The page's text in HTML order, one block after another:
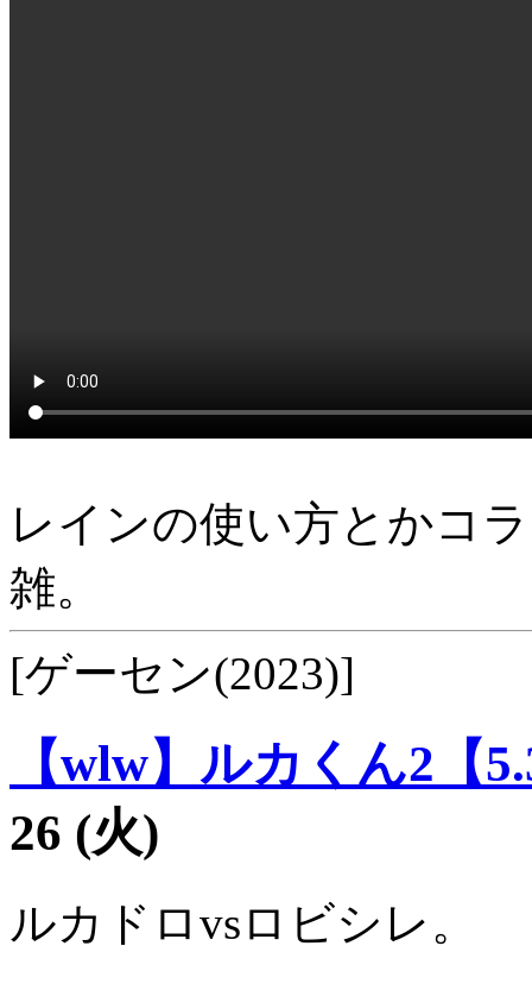
レインの使い方とかコ
雑。
[ゲーセン(2023)]
【wlw】ルカくん2【
26 (火)
ルカドロvsロビシレ。